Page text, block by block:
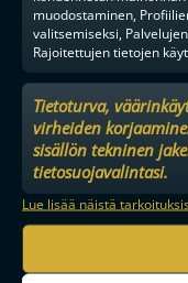
muodostaminen,
valitsemiseksi,
Rajoitettujen tietojen
Tietoturva,
virheiden
sisällön tekninen
tietosuojavalintasi.
Lue lisää näistä
MAAILMAN
YHTEYSTIEDOT